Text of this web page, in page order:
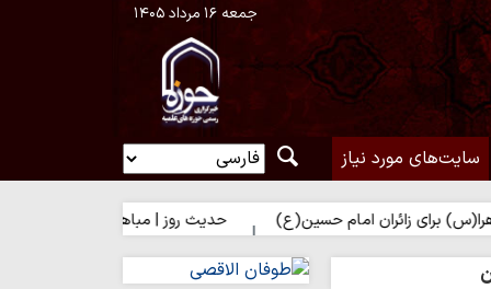
جمعه ۱۶ مرداد ۱۴۰۵
سایت‌های مورد نیاز
زائران امام حسین(ع) حدیث روز | مباهات خداوند به زائر امام